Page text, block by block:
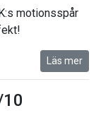
motionsspår
Läs mer